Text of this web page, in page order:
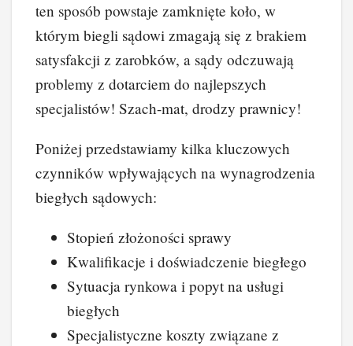
ten sposób powstaje zamknięte koło, w
którym biegli sądowi zmagają się z brakiem
satysfakcji z zarobków, a sądy odczuwają
problemy z dotarciem do najlepszych
specjalistów! Szach-mat, drodzy prawnicy!
Poniżej przedstawiamy kilka kluczowych
czynników wpływających na wynagrodzenia
biegłych sądowych:
Stopień złożoności sprawy
Kwalifikacje i doświadczenie biegłego
Sytuacja rynkowa i popyt na usługi
biegłych
Specjalistyczne koszty związane z